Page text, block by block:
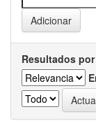
Resultados